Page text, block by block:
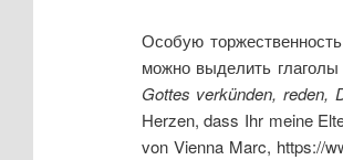
Особую
можно выделить
Gottes verkünden,reden,
Herzen, dass Ihr meine
von Vienna Marc, https://